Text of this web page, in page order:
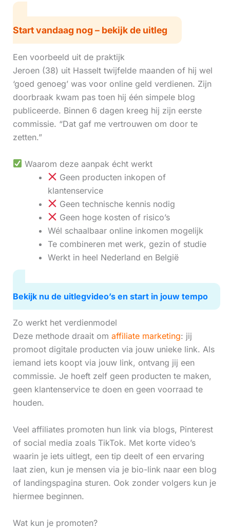
Start vandaag nog – bekijk de uitleg
Een voorbeeld uit de praktijk
Jeroen (38) uit Hasselt twijfelde maanden of hij wel
‘goed genoeg’ was voor online geld verdienen. Zijn
doorbraak kwam pas toen hij één simpele blog
publiceerde. Binnen 6 dagen kreeg hij zijn eerste
commissie. “Dat gaf me vertrouwen om door te
zetten.”
Waarom deze aanpak écht werkt
Geen producten inkopen of
klantenservice
Geen technische kennis nodig
Geen hoge kosten of risico’s
Wél schaalbaar online inkomen mogelijk
Te combineren met werk, gezin of studie
Werkt in heel Nederland en België
Bekijk nu de uitlegvideo’s en start in jouw tempo
Zo werkt het verdienmodel
Deze methode draait om affiliate marketing: jij
promoot digitale producten via jouw unieke link. Als
iemand iets koopt via jouw link, ontvang jij een
commissie. Je hoeft zelf geen producten te maken,
geen klantenservice te doen en geen voorraad te
houden.
Veel affiliates promoten hun link via blogs, Pinterest
of social media zoals TikTok. Met korte video’s
waarin je iets uitlegt, een tip deelt of een ervaring
laat zien, kun je mensen via je bio-link naar een blog
of landingspagina sturen. Ook zonder volgers kun je
hiermee beginnen.
Wat kun je promoten?